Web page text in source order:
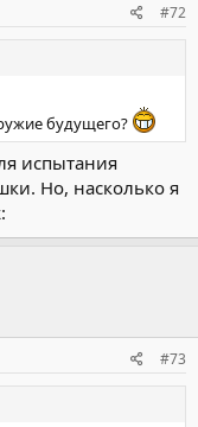
#72
будущего?
испытания
Но, насколько я
#73